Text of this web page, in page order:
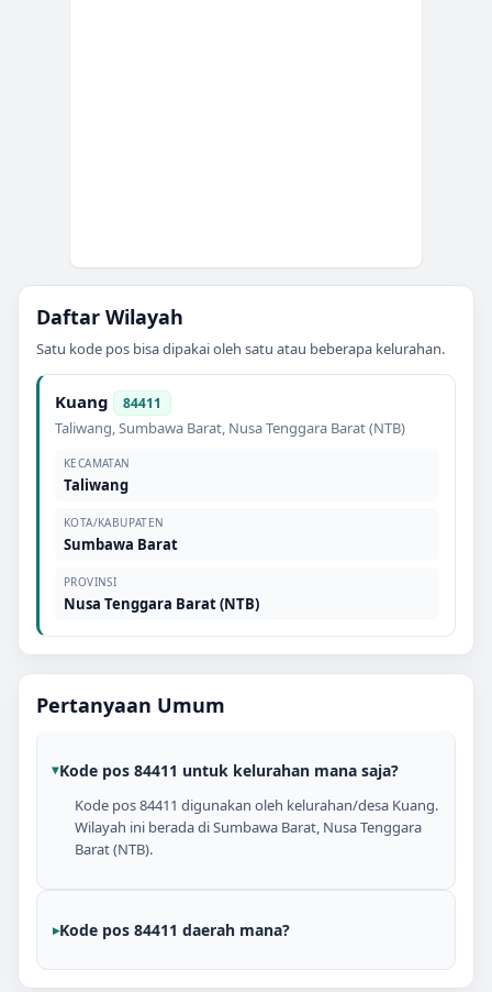
Daftar Wilayah
Satu kode pos bisa dipakai oleh satu atau beberapa kelurahan.
Kuang 84411
Taliwang,Sumbawa Barat, Nusa Tenggara Barat (NTB)
KECAMATAN
Taliwang
KOTA/KABUPATEN
Sumbawa Barat
PROVINSI
Nusa Tenggara Barat (NTB)
Pertanyaan Umum
Kode pos 84411 untuk kelurahan mana saja?
Kode pos 84411 digunakan oleh kelurahan/desa Kuang.
Wilayah ini berada di Sumbawa Barat, Nusa Tenggara
Barat (NTB).
Kode pos 84411 daerah mana?